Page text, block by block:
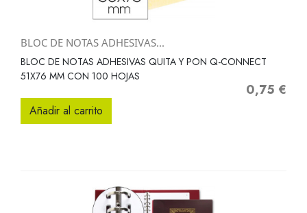
BLOC DE NOTAS ADHESIVAS...
BLOC DE NOTAS ADHESIVAS QUITA Y PON Q-CONNECT
51X76 MM CON 100 HOJAS
Precio
0,75 €
Añadir al carrito